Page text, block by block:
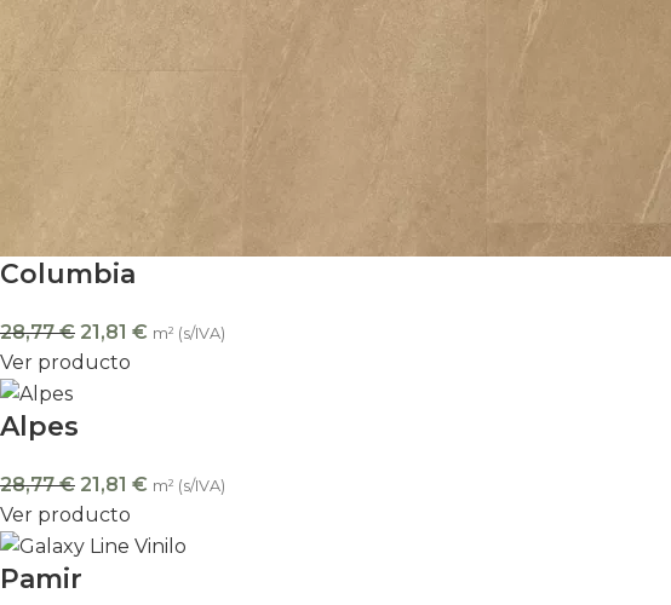
Columbia
28,77€ 21,81 € m² (s/IVA)
Ver producto
Alpes
28,77€ 21,81 € m² (s/IVA)
Ver producto
Pamir